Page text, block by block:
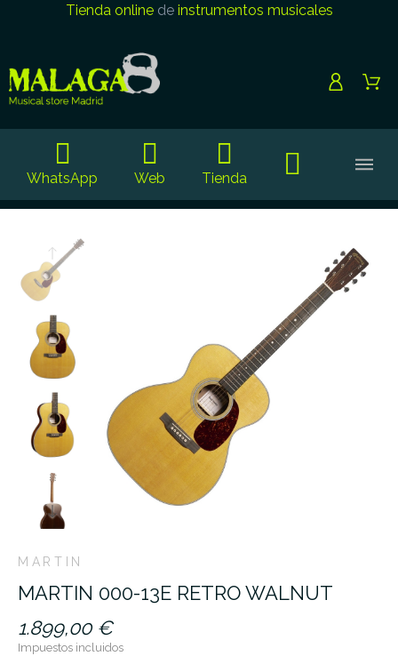
Tienda onlinede instrumentos musicales
WhatsApp Web Tienda
MARTIN
MARTIN 000-13E RETRO WALNUT
1.899,00 €
Impuestos incluidos